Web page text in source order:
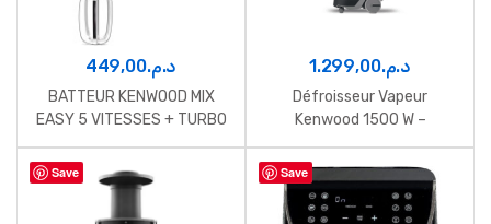
د.م.449,00
BATTEUR KENWOOD MIX
EASY 5 VITESSES + TURBO
450 W NOIR
د.م.1.299,00
Défroisseur Vapeur
Kenwood 1500 W –
Réservoir 2 L, Noir
Save Save